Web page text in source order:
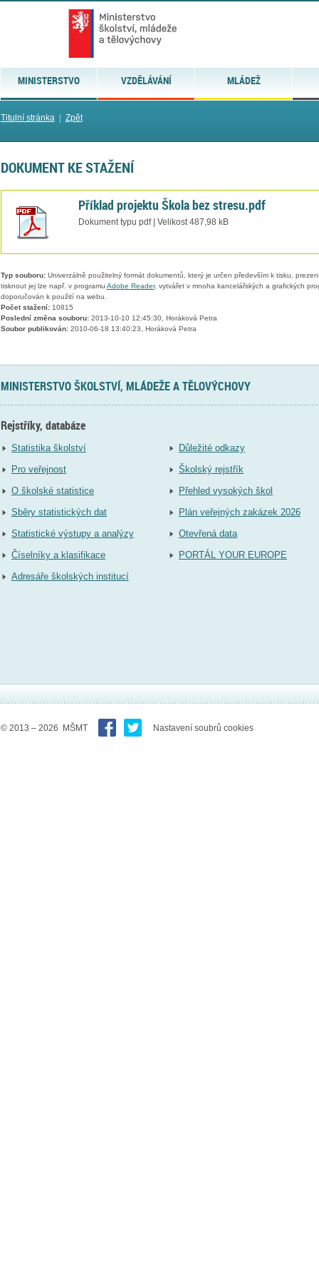
MINISTERSTVO VZDĚLÁVÁNÍ MLÁDEŽ
Titulní stránka| Zpět
DOKUMENT KE STAŽENÍ
Příklad projektu Škola bez stresu.pdf
Dokument typu pdf | Velikost 487,98 kB
Typ souboru:Univerzálně použitelný formát dokumentů, který je určen především k tisku,
tisknout jej lze např. v programu Adobe Reader, vytvářet v mnoha kancelářských a grafických
doporučován k použití na webu.
Počet stažení:10815
Poslední změna souboru:2013-10-10 12:45:30, Horáková Petra
Soubor publikován:2010-06-18 13:40:23, Horáková Petra
MINISTERSTVO ŠKOLSTVÍ, MLÁDEŽE A TĚLOVÝCHOVY
Rejstříky, databáze
Statistika školství
Pro veřejnost
O školské statistice
Sběry statistických dat
Statistické výstupy a analýzy
Číselníky a klasifikace
Adresáře školských institucí
Důležité odkazy
Školský rejstřík
Přehled vysokých škol
Plán veřejných zakázek 2026
Otevřená data
PORTÁL YOUR EUROPE
© 2013 – 2026 MŠMT Nastavení soubrů cookies